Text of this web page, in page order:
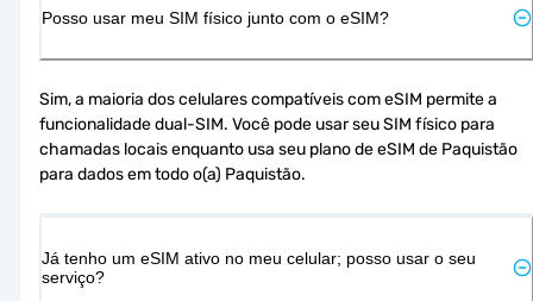
Posso usar meu SIM físico junto com o eSIM?
Sim, a maioria dos celulares compatíveis com eSIM permite a
funcionalidade dual-SIM. Você pode usar seu SIM físico para
chamadas locais enquanto usa seu plano de eSIM de Paquistão
para dados em todo o(a) Paquistão.
Já tenho um eSIM ativo no meu celular; posso usar o seu
serviço?